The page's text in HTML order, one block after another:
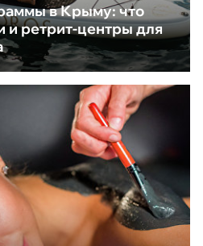
в Крыму: что
и ретрит-центры для